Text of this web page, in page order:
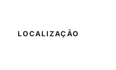
LOCALIZAÇÃO